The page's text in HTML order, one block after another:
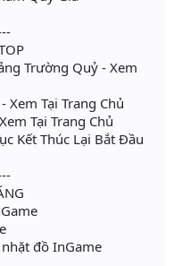
Trường Quỷ - Xem
Xem Tại Trang Chủ
Tại Trang Chủ
Kết Thúc Lại Bắt Đầu
đồ InGame